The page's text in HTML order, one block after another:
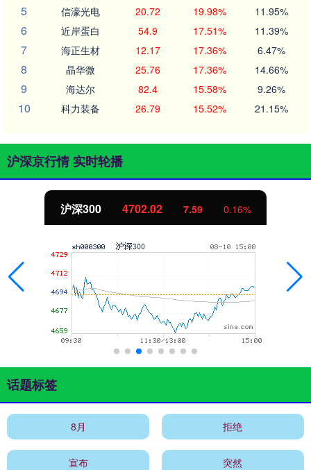
5 信濠光电 20.72 19.98% 11.95%
6 近岸蛋白 54.9 17.51% 11.39%
7 海正生材 12.17 17.36% 6.47%
8 晶华微 25.76 17.36% 14.66%
9 海达尔 82.4 15.58% 9.26%
10 科力装备 26.79 15.52% 21.15%
沪深京行情 实时轮播
沪深300 4702.02 7.59 0.16%
话题标签
8月 拒绝
宣布 突然